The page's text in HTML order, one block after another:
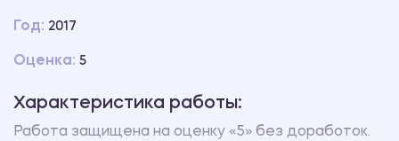
Год: 2017
Оценка: 5
Характеристика работы:
Работа защищена на оценку «5» без доработок.